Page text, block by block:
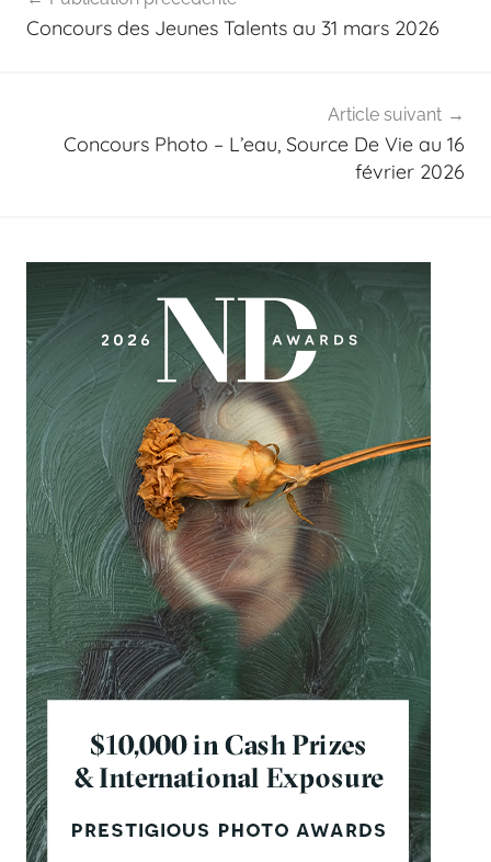
deConcours des Jeunes Talents au 31 mars 2026
Article suivant
Concours Photo – L’eau, Source De Vie au 16
février 2026